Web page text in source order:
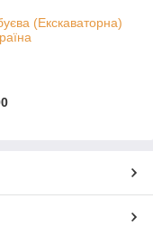
(Екскаваторна)